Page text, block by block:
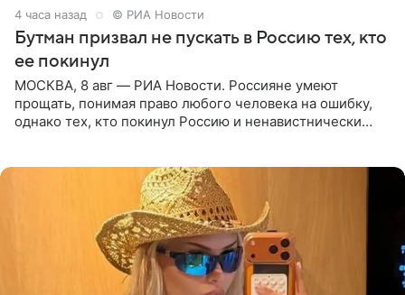
4 часа назад © РИА Новости
Бутман призвал не пускать в Россию тех, кто
ее покинул
МОСКВА, 8 авг — РИА Новости. Россияне умеют
прощать, понимая право любого человека на ошибку,
однако тех, кто покинул Россию и ненавистнически